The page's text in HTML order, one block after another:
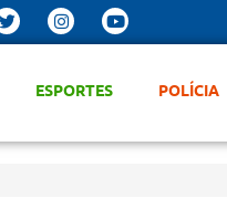
ESPORTES POLÍCIA